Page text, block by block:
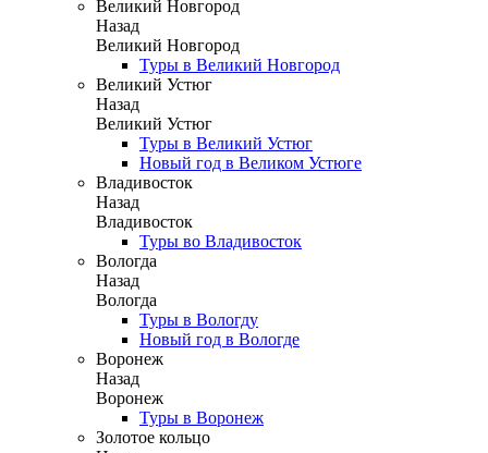
Великий Новгород
Назад
Великий Новгород
Туры в Великий Новгород
Великий Устюг
Назад
Великий Устюг
Туры в Великий Устюг
Новый год в Великом Устюге
Владивосток
Назад
Владивосток
Туры во Владивосток
Вологда
Назад
Вологда
Туры в Вологду
Новый год в Вологде
Воронеж
Назад
Воронеж
Туры в Воронеж
Золотое кольцо